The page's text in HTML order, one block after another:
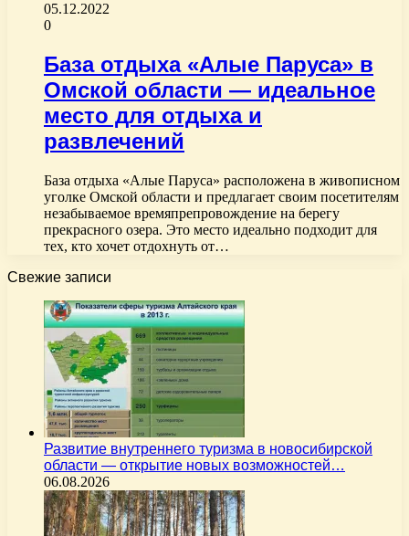
05.12.2022
0
База отдыха «Алые Паруса» в
Омской области — идеальное
место для отдыха и
развлечений
База отдыха «Алые Паруса» расположена в живописном
уголке Омской области и предлагает своим посетителям
незабываемое времяпрепровождение на берегу
прекрасного озера. Это место идеально подходит для
тех, кто хочет отдохнуть от…
Свежие записи
Развитие внутреннего туризма в новосибирской
области — открытие новых возможностей…
06.08.2026